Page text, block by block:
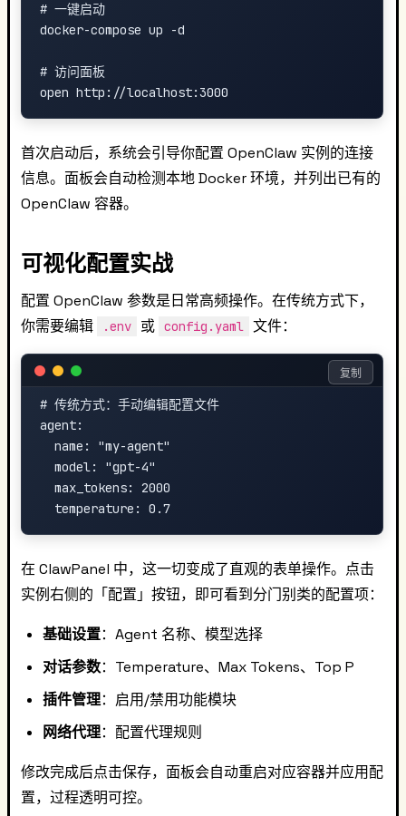
# 一键启动
docker-compose up -d
# 访问面板
首次启动后，系统会引导你配置 OpenClaw 实例的连接
信息。面板会自动检测本地 Docker 环境，并列出已有的
OpenClaw 容器。
可视化配置实战
配置 OpenClaw 参数是日常高频操作。在传统方式下，
你需要编辑
.env 或 config.yaml 文件：
# 传统方式：手动编辑配置文件
agent:
  name: "my-agent"
  model: "gpt-4"
  max_tokens: 2000
复制
在 ClawPanel 中，这一切变成了直观的表单操作。点击
实例右侧的「配置」按钮，即可看到分门别类的配置项：
基础设置：Agent 名称、模型选择
对话参数：Temperature、Max Tokens、Top P
插件管理：启用/禁用功能模块
网络代理：配置代理规则
修改完成后点击保存，面板会自动重启对应容器并应用配
置，过程透明可控。